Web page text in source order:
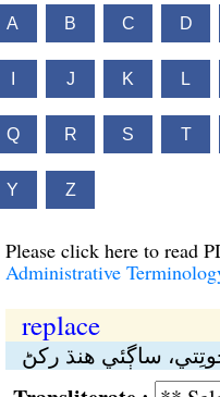
A B C D
J K L
Q R S T
Y Z
Please click here to read
Administrative
replace
ساڳئي هنڌ رکڻ